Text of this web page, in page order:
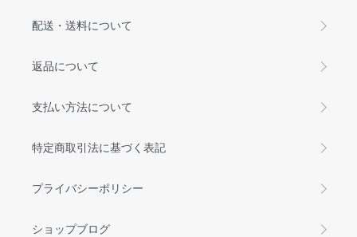
配送・送料について
返品について
支払い方法について
特定商取引法に基づく表記
プライバシーポリシー
ショップブログ